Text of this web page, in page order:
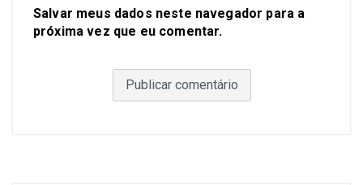
Salvar meus dados neste navegador para a
próxima vez que eu comentar.